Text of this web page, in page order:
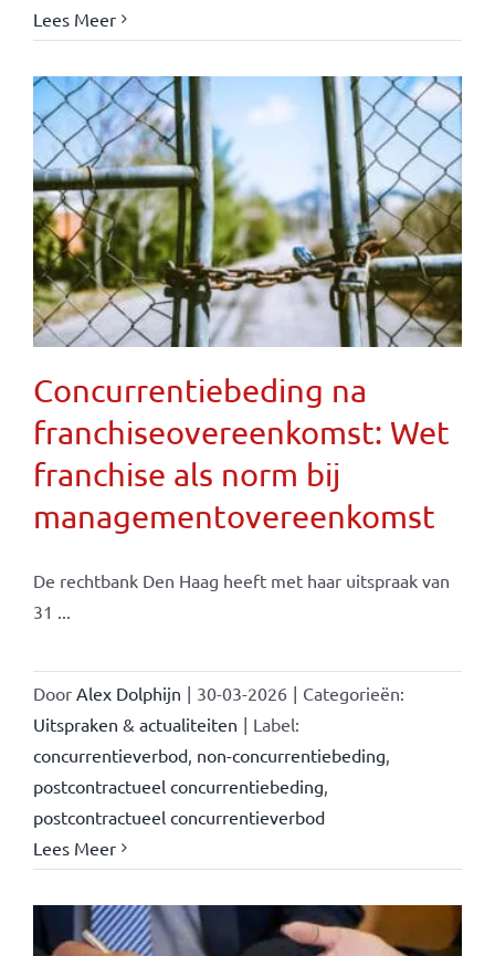
Lees Meer
Concurrentiebeding na
franchiseovereenkomst: Wet
franchise als norm bij
managementovereenkomst
De rechtbank Den Haag heeft met haar uitspraak van
31 ...
Door Alex Dolphijn | 30-03-2026 | Categorieën:
Uitspraken & actualiteiten | Label:
concurrentieverbod, non-concurrentiebeding
postcontractueel concurrentiebeding
postcontractueel concurrentieverbod
Lees Meer